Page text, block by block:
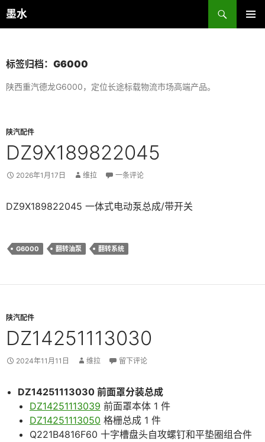
跳
至
墨水
搜
索
标签归档：G6000
陕西重汽德龙G6000，定位长途标载物流市场高端产品。
陕汽配件
DZ9X189822045
2026年1月17日 维拉 一条评论
DZ9X189822045 一体式电动泵总成/带开关
G6000 翻转油泵 翻转系统
陕汽配件
DZ14251113030
2024年11月11日 维拉 留下评论
DZ14251113030 前面罩分装总成
DZ14251113039 前面罩本体 1 件
DZ14251113050 格栅总成 1 件
Q221B4816F60 十字槽盘头自攻螺钉和平垫圈组合件